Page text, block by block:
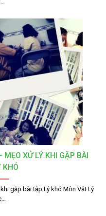
MẸO XỬ LÝ KHI GẶP BÀI
KHÓ
gặp bài tập Lý khó Môn Vật Lý